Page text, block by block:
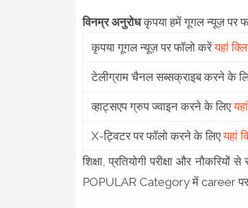
विनम्र अनुरोधकृपया हमें गूगल न्यूज़ पर
कृपया गूगल न्यूज़ पर फॉलो करेंयहां
टेलीग्राम चैनल सब्सक्राइब करने के
व्हाट्सएप ग्रुप ज्वाइन करने के लिए
X-ट्विटर पर फॉलो करने के लिएयहां
शिक्षा, प्रतियोगी परीक्षा और
POPULAR Category में career